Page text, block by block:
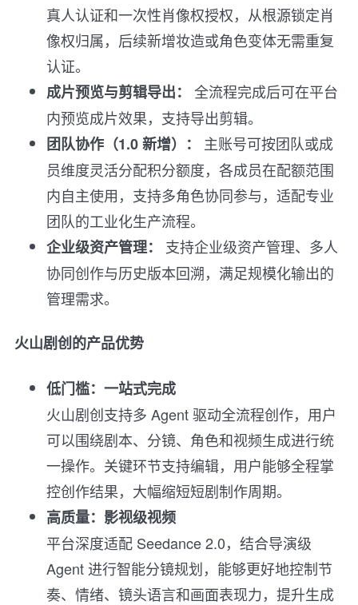
真人认证和一次性肖像权授权，从根源锁定肖
像权归属，后续新增妆造或角色变体无需重复
认证。
成片预览与剪辑导出：
全流程完成后可在平台
内预览成片效果，支持导出剪辑。
团队协作（1.0 新增）：
主账号可按团队或成
员维度灵活分配积分额度，各成员在配额范围
内自主使用，支持多角色协同参与，适配专业
团队的工业化生产流程。
企业级资产管理：
支持企业级资产管理、多人
协同创作与历史版本回溯，满足规模化输出的
管理需求。
火山剧创的产品优势
低门槛：一站式完成
火山剧创支持多 Agent 驱动全流程创作，用户
可以围绕剧本、分镜、角色和视频生成进行统
一操作。关键环节支持编辑，用户能够全程掌
控创作结果，大幅缩短短剧制作周期。
高质量：影视级视频
平台深度适配 Seedance 2.0，结合导演级
Agent 进行智能分镜规划，能够更好地控制节
奏、情绪、镜头语言和画面表现力，提升生成